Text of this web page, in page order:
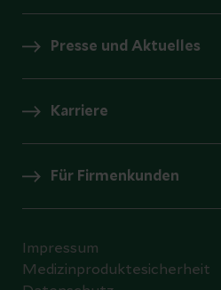
Presse und Aktuelles
Karriere
Für Firmenkunden
Impressum
Medizinproduktesicherheit